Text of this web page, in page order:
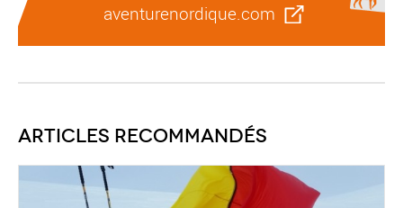
aventurenordique.com
Articles recommandés